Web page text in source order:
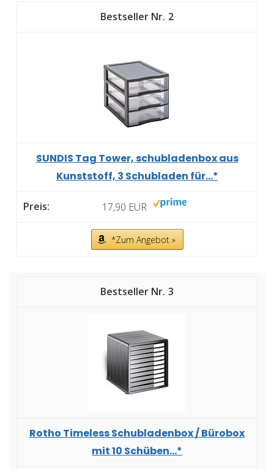
2
SUNDIS Tag Tower, schubladenbox aus
Kunststoff, 3 Schubladen für...*
17,90 EUR
*Zum Angebot »
3
Rotho Timeless Schubladenbox / Bürobox
mit 10 Schüben...*